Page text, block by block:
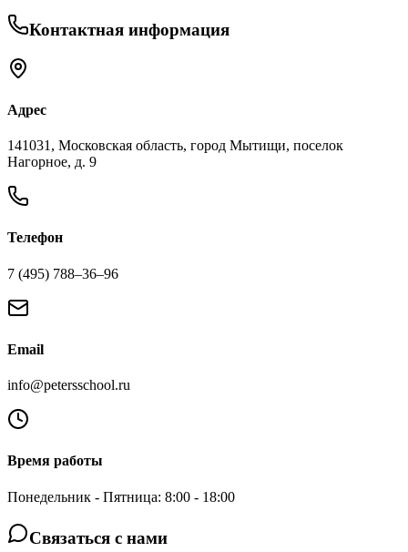
Контактная информация
Адрес
141031, Московская область, город Мытищи, поселок
Нагорное, д. 9
Телефон
7 (495) 788‒36‒96
Email
info@petersschool.ru
Время работы
Понедельник - Пятница: 8:00 - 18:00
Связаться с нами